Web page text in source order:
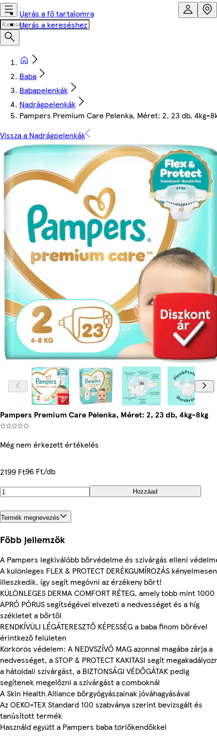
Ugrás a fő tartalomra
Ugrás a kereséshez
Baba
Babapelenkák
Nadrágpelenkák
Pampers Premium Care Pelenka, Méret: 2, 23 db, 4kg-
Vissza a Nadrágpelenkák
Pampers Premium Care Pelenka, Méret: 2, 23 db, 4kg-8kg
Még nem érkezett értékelés
2199 Ft96 Ft/db
Hozzáad
Termék megnevezés
Főbb jellemzők
A Pampers legkiválóbb bőrvédelme és szivárgás elleni
A különleges FLEX & PROTECT DERÉKGUMÍROZÁS kényelmesen
illeszkedik, így segít megóvni az érzékeny bőrt!
KÜLÖNLEGES DERMA COMFORT RÉTEG, amely több mint 1000
APRÓ PÓRUS segítségével elvezeti a nedvességet és a híg
székletet a bőrtől
RENDKÍVÜLI LÉGÁTERESZTŐ KÉPESSÉG a baba finom bőrével
érintkező felületen
Körkörös védelem: A NEDVSZÍVÓ MAG azonnal magába zárja a
nedvességet, a STOP & PROTECT KAKITASI segít
a hátoldali szivárgást, a BIZTONSÁGI VÉDŐGÁTAK pedig
segítenek megelőzni a szivárgást a comboknál
A Skin Health Alliance bőrgyógyászainak jóváhagyásával
Az OEKO-TEX Standard 100 szabványa szerint bevizsgált és
tanúsított termék
Használd együtt a Pampers baba törlőkendőkkel